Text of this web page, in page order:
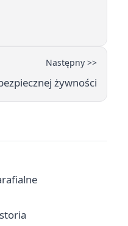
Następny >>
żywności